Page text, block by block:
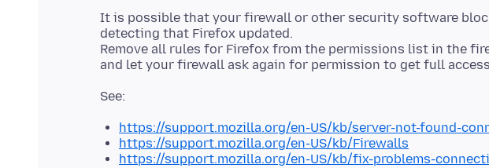
It is possible that your firewall or other security software
detecting that Firefox updated.
Remove all rules for Firefox from the permissions list in the
https://support.mozilla.org/en-US/kb/server-not-found-
https://support.mozilla.org/en-US/kb/Firewalls
https://support.mozilla.org/en-US/kb/fix-problems-